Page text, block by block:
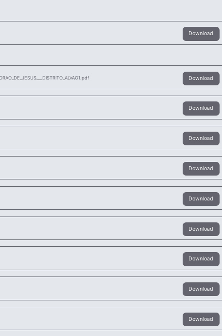
Download
Download
Download
Download
Download
Download
Download
Download
Download
Download